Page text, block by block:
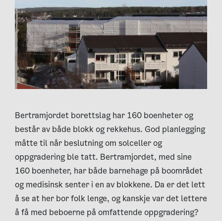
Bertramjordet borettslag har 160 boenheter og
består av både blokk og rekkehus. God planlegging
måtte til når beslutning om solceller og
oppgradering ble tatt. Bertramjordet, med sine
160 boenheter, har både barnehage på boområdet
og medisinsk senter i en av blokkene. Da er det lett
å se at her bor folk lenge, og kanskje var det lettere
å få med beboerne på omfattende oppgradering?